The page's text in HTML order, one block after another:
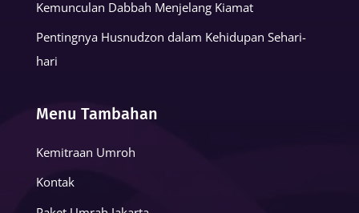
Kemunculan Dabbah Menjelang Kiamat
Pentingnya Husnudzon dalam Kehidupan Sehari-
hari
Menu Tambahan
Kemitraan Umroh
Kontak